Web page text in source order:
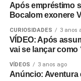
Após empréstimo
Bocalom exonere
CURIOSIDADES 3 anos
VÍDEO: Após
vai se lançar como
VÍDEOS 3 anos ago
Anúncio: Aventura